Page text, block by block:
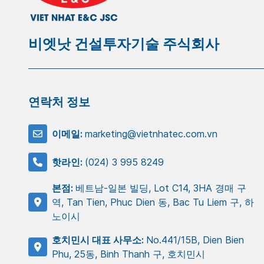
비엣낫 건설투자기술 주식회사
연락처 정보
이메일: marketing@vietnhatec.com.vn
핫라인: (024) 3 995 8249
본점: 베트남-일본 빌딩, Lot C14, 3HA 경매 구
역, Tan Tien, Phuc Dien 동, Bac Tu Liem 구, 하
노이시
호치민시 대표 사무소: No.441/15B, Dien Bien
Phu, 25동, Binh Thanh 구, 호치민시